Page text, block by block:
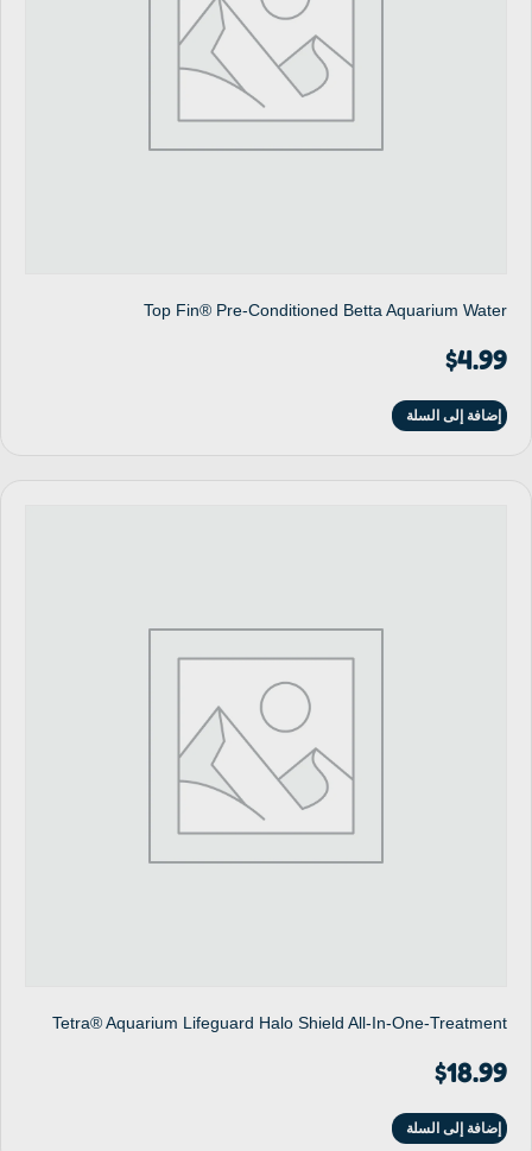
Top Fin® Pre-Conditioned Betta Aquarium Water
$4.99
إضافة إلى السلة
Tetra® Aquarium Lifeguard Halo Shield All-In-One-Treatment
$18.99
إضافة إلى السلة